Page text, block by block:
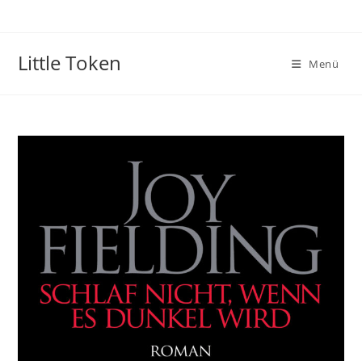
Little Token Menü